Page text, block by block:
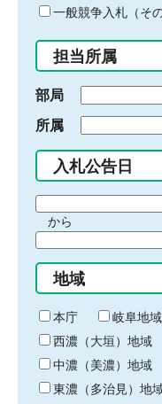
ド
入
力
一般競争入札（その
担当所属
部局
所属
入札公告日
間
始
り
から
間
終
わ
り
地域
本庁
岐阜地
西濃（大垣）地域
中濃（美濃）地域
東濃（多治見）地